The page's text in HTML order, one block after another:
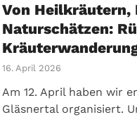
Von Heilkräutern,
Naturschätzen:
16. April 2026
Am 12. April haben wir
Gläsnertal organisiert.